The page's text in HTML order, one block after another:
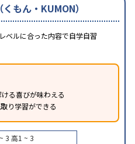
もん・KUMON）
ベルに合った内容で自学自習
る喜びが味わえる
り学習ができる
3 高1 ~ 3